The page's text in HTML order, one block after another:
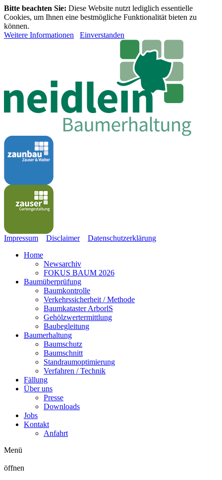
Bitte beachten Sie: Diese Website nutzt lediglich essentielle
Cookies, um Ihnen eine bestmögliche Funktionalität bieten zu
können.
Weitere Informationen
Einverstanden
Impressum Disclaimer Datenschutzerklärung
Home
Newsarchiv
FOKUS BAUM 2026
Baumüberprüfung
Baumkontrolle
Verkehrssicherheit / Methode
Baumkataster ArborlS
Gehölzwertermittlung
Baubegleitung
Baumerhaltung
Baumschutz
Baumschnitt
Standraumoptimierung
Verfahren / Technik
Fällung
Über uns
Presse
Downloads
Jobs
Kontakt
Anfahrt
Menü
öffnen